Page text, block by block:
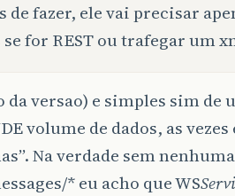
de fazer, ele vai precisar
for REST ou trafegar um
da versao) e simples sim de
volume de dados, as
Na verdade sem
* eu acho que WS